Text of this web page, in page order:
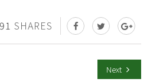
91 SHARES
Next